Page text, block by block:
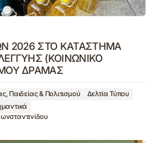
2026 ΣΤΟ ΚΑΤΑΣΤΗΜΑ
(ΚΟΙΝΩΝΙΚΟ
ΔΡΑΜΑΣ
Παιδείας & Πολιτισμού
Δελτία Τύπου